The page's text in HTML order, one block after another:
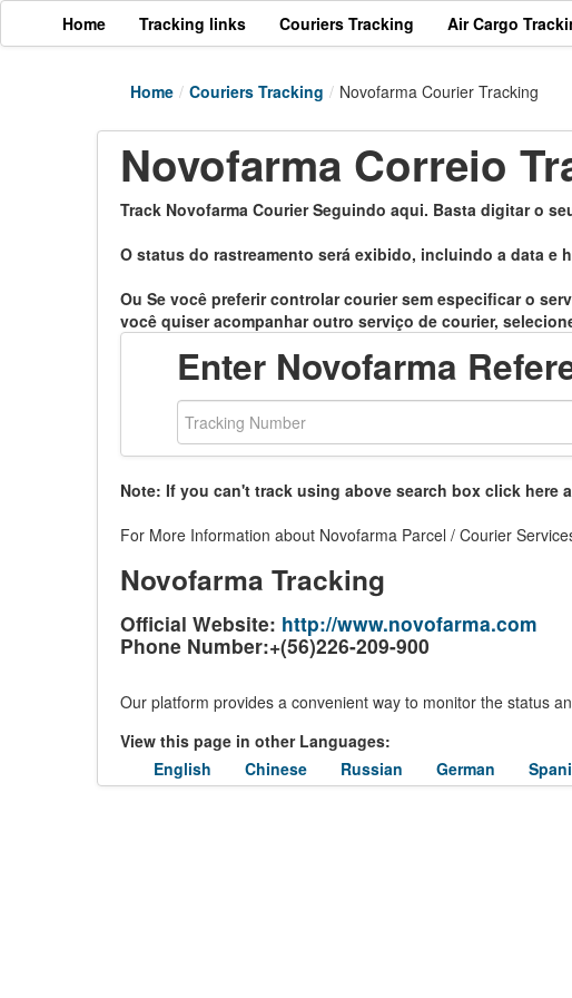
Home Tracking links Couriers Tracking Air Cargo
Home / Couriers Tracking / Novofarma Courier Tracking
Novofarma Correio
Track Novofarma Courier Seguindo aqui. Basta digitar o
O status do rastreamento será exibido, incluindo a data e
Ou Se você preferir controlar courier sem especificar o
você quiser acompanhar outro serviço de courier,
Enter Novofarma
Note: If you can't track using above search box click here
For More Information about Novofarma Parcel / Courier
Novofarma Tracking
Official Website: http://www.novofarma.com
Phone Number:+(56)226-209-900
Our platform provides a convenient way to monitor the status
View this page in other Languages:
English
Chinese Russian German